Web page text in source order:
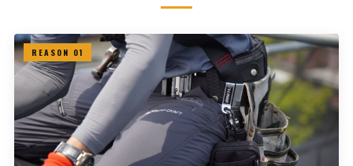
REASON 01